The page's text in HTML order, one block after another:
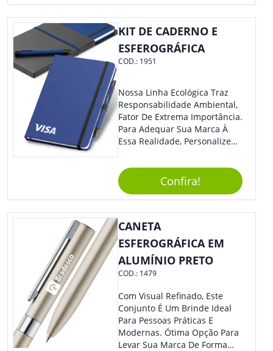
KIT DE CADERNO E
ESFEROGRÁFICA
COD.: 1951
Nossa Linha Ecológica Traz
Responsabilidade Ambiental,
Fator De Extrema Importância.
Para Adequar Sua Marca À
Essa Realidade, Personalize
Anotações Com Post-It E
Caneta. Elaborado A Partir De
Material Reciclado, O Brinde
Também É Prático, Tornando-
Se Assim Excelente Para Uso
Cotidiano. Perfeito, Não É?!
Confira!
CANETA
ESFEROGRÁFICA EM
ALUMÍNIO PRETO
COD.: 1479
Com Visual Refinado, Este
Conjunto É Um Brinde Ideal
Para Pessoas Práticas E
Modernas. Ótima Opção Para
Levar Sua Marca De Forma